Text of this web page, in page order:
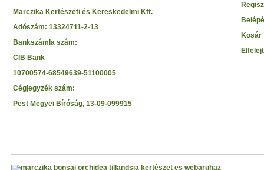
Marczika Kertészeti és Kereskedelmi Kft.
Adószám: 13324711-2-13
Bankszámla szám:
CIB Bank
10700574-68549639-51100005
Cégjegyzék szám:
Pest Megyei Bíróság, 13-09-099915
Kosár